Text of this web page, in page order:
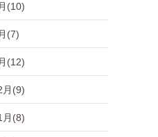
(10)
(7)
(12)
月(9)
月(8)